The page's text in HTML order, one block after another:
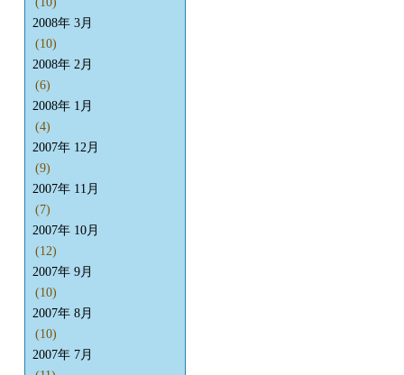
2008年 3月
(10)
2008年 2月
(6)
2008年 1月
(4)
2007年 12月
(9)
2007年 11月
(7)
2007年 10月
(12)
2007年 9月
(10)
2007年 8月
(10)
2007年 7月